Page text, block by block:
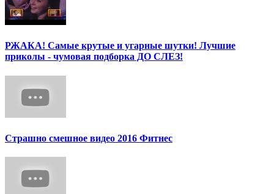
РЖАКА! Самые крутые и угарные шутки! Лучшие
приколы - чумовая подборка ДО СЛЕЗ!
Страшно смешное видео 2016 Фитнес